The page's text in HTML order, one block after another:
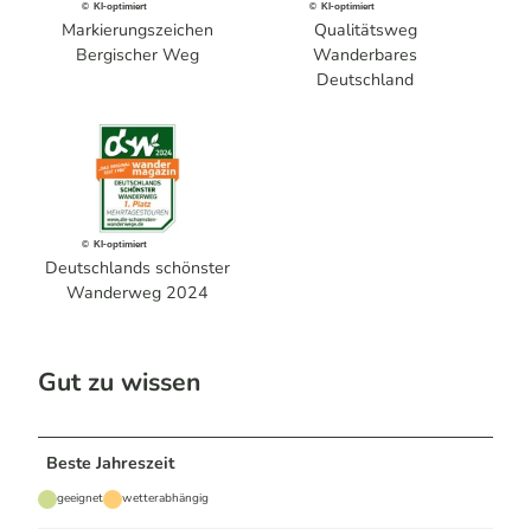
© KI-optimiert
Markierungszeichen
Bergischer Weg
© KI-optimiert
Qualitätsweg
Wanderbares
Deutschland
© KI-optimiert
Deutschlands schönster
Wanderweg 2024
Gut zu wissen
Beste Jahreszeit
geeignet wetterabhängig